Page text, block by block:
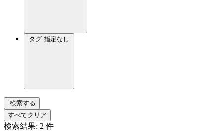
タグ 指定なし
検索する
すべてクリア
検索結果: 2 件